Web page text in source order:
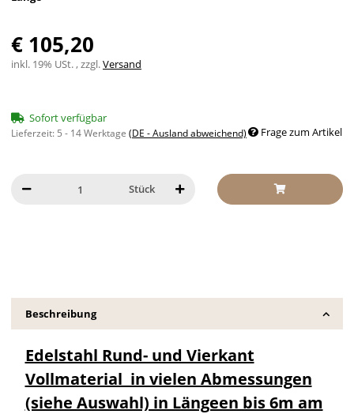
€ 105,20
inkl. 19% USt. , zzgl.Versand
Sofort verfügbar
Lieferzeit: 5 - 14 Werktage (DE - Ausland abweichend) Frage zum Artikel
Stück
Beschreibung
Edelstahl Rund- und Vierkant
Vollmaterial in vielen Abmessungen
(siehe Auswahl) in Längeen bis 6m am